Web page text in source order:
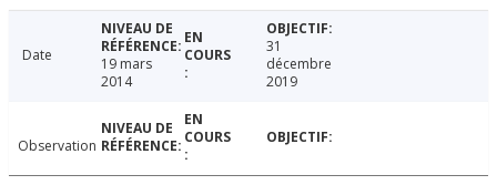
Date
19 mars
2014
31
décembre
2019
Observation